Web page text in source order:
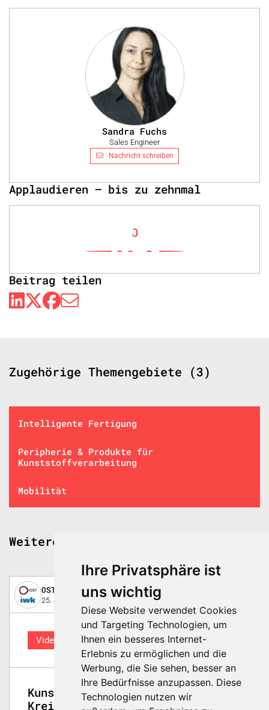
Ihre Privatsphäre ist
uns wichtig
Diese Website verwendet Cookies
und Targeting Technologien, um
Ihnen ein besseres Internet-
Erlebnis zu ermöglichen und die
Werbung, die Sie sehen, besser an
Ihre Bedürfnisse anzupassen. Diese
Technologien nutzen wir
Sandra Fuchs
Sales Engineer
Nachricht schreiben
Applaudieren – bis zu zehnmal
0
Beitrag teilen
Zugehörige Themengebiete (3)
Intelligente Fertigung
Peripherie & Produkte für
Kunststoffverarbeitung
Mobilität
Weitere spannende Beiträge
OST – Ostschweizer Fachhochschule – Institut
25. Januar 2023
Video
Kunststoffe in der
Kreislaufwirtschaft